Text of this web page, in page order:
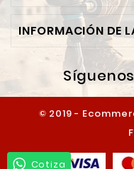
INFORMACIÓN DE
Síguenos
© 2019 -
Cotiza